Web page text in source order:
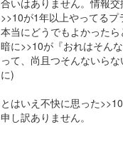
>>10が1年以上やってるプ
本当にどうでもよかったら
暗に>>10が『おれはそん
って、尚且つそんないら
に)
とはいえ不快に思った
申し訳ありません。